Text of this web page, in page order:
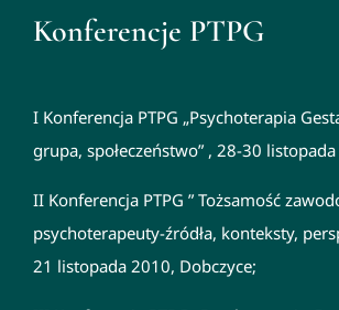
Konferencje PTPG
I Konferencja PTPG „Psychoterapia
grupa, społeczeństwo” , 28-30
II Konferencja PTPG ” Tożsamość
psychoterapeuty-źródła, konteksty,
21 listopada 2010, Dobczyce;